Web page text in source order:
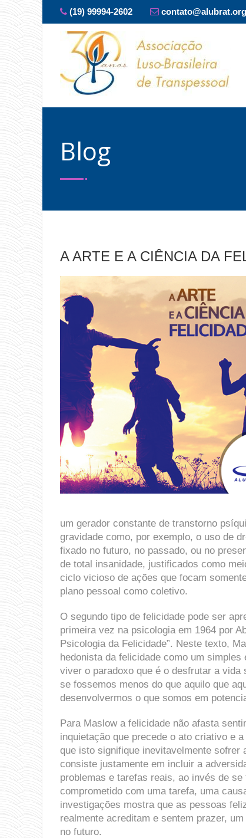
(19) 99994-2602
Blog
A ARTE E A CIÊNCIA DA
um gerador constante de transtorno
gravidade como, por exemplo, o uso de
fixado no futuro, no passado, ou no
de total insanidade, justificados como
ciclo vicioso de ações que focam
plano pessoal como coletivo.
O segundo tipo de felicidade pode ser
primeira vez na psicologia em 1964 por
Psicologia da Felicidade”. Neste texto,
hedonista da felicidade como um
viver o paradoxo que é o desfrutar a
se fossemos menos do que aquilo que
desenvolvermos o que somos em
Para Maslow a felicidade não afasta
inquietação que precede o ato criativo e
que isto signifique inevitavelmente
consiste justamente em incluir a
problemas e tarefas reais, ao invés de
comprometido com uma tarefa, uma
investigações mostra que as pessoas
realmente acreditam e sentem prazer,
no futuro.